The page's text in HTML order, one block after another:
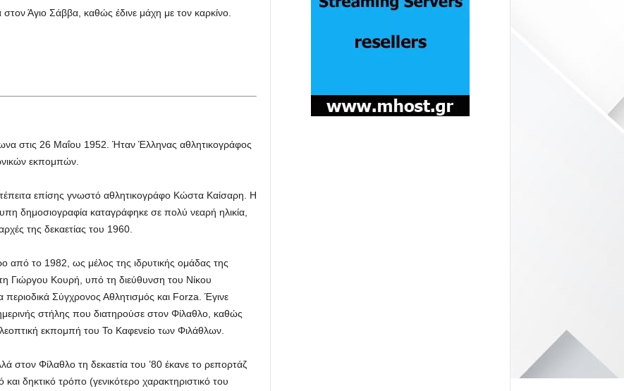
Άγιο Σάββα, καθώς έδινε μάχη με τον καρκίνο.
στις 26 Μαΐου 1952. Ήταν Έλληνας αθλητικογράφος
εκπομπών.
επίσης γνωστό αθλητικογράφο Κώστα Καίσαρη. Η
δημοσιογραφία καταγράφηκε σε πολύ νεαρή ηλικία,
της δεκαετίας του 1960.
από το 1982, ως μέλος της ιδρυτικής ομάδας της
Γιώργου Κουρή, υπό τη διεύθυνση του Νίκου
περιοδικά Σύγχρονος Αθλητισμός και Forza. Έγινε
στήλης που διατηρούσε στον Φίλαθλο, καθώς
εκπομπή του Το Καφενείο των Φιλάθλων.
Φίλαθλο τη δεκαετία του ’80 έκανε το ρεπορτάζ
δηκτικό τρόπο (γενικότερο χαρακτηριστικό του